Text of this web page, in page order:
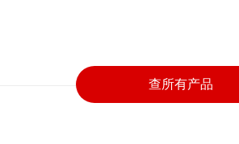
查所有产品